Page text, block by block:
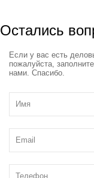
Остались
Если у вас есть
пожалуйста,
нами. Спасибо.